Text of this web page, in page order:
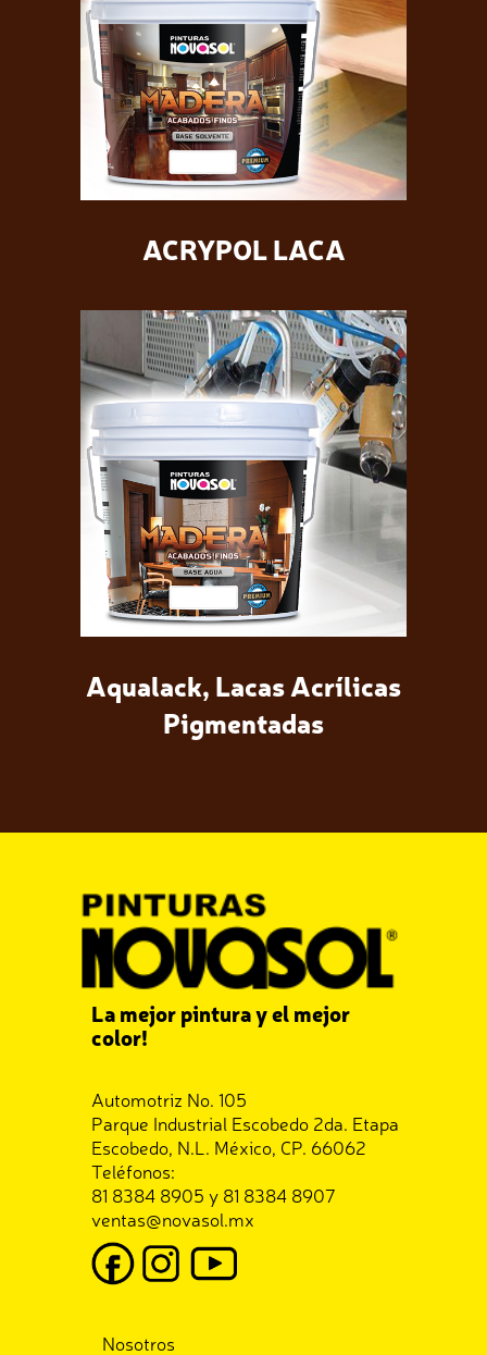
ACRYPOL LACA
Aqualack, Lacas Acrílicas
Pigmentadas
La mejor pintura y el mejor
color!
Automotriz No. 105
Parque Industrial Escobedo 2da. Etapa
Escobedo, N.L. México, CP. 66062
Teléfonos:
81 8384 8905 y 81 8384 8907
ventas@novasol.mx
Nosotros